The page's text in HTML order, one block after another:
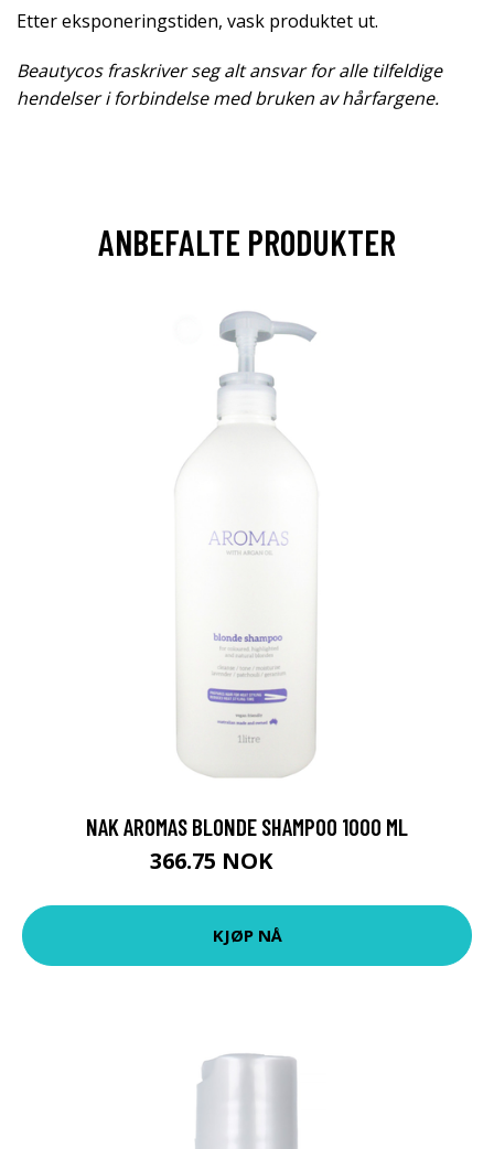
Etter eksponeringstiden, vask produktet ut.
Beautycos fraskriver seg alt ansvar for alle tilfeldige
hendelser i forbindelse med bruken av hårfargene.
ANBEFALTE PRODUKTER
NAK AROMAS BLONDE SHAMPOO 1000 ML
366.75 NOK
KJØP NÅ